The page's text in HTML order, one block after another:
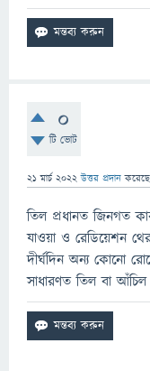
0
টি ভোট
21 মার্চ 2022 উত্তর প্রদান
তিল প্রধানত জিনগত
যাওয়া ও রেডিয়েশন
দীর্ঘদিন অন্য কোনো
সাধারণত তিল বা